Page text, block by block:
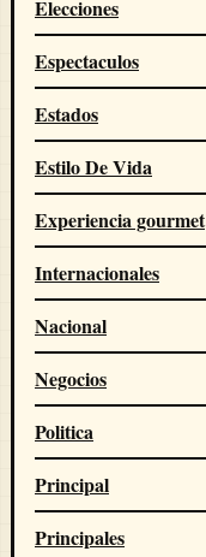
Elecciones
Espectaculos
Estados
Estilo De Vida
Experiencia gourmet
Internacionales
Nacional
Negocios
Politica
Principal
Principales